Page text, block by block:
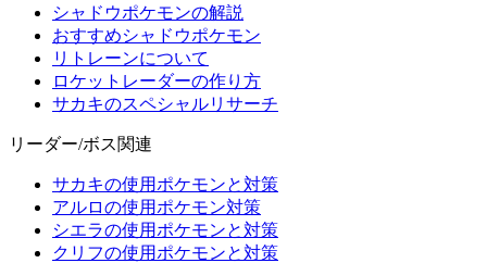
シャドウポケモンの解説
おすすめシャドウポケモン
リトレーンについて
ロケットレーダーの作り方
サカキのスペシャルリサーチ
リーダー/ボス関連
サカキの使用ポケモンと対策
アルロの使用ポケモン対策
シエラの使用ポケモンと対策
クリフの使用ポケモンと対策